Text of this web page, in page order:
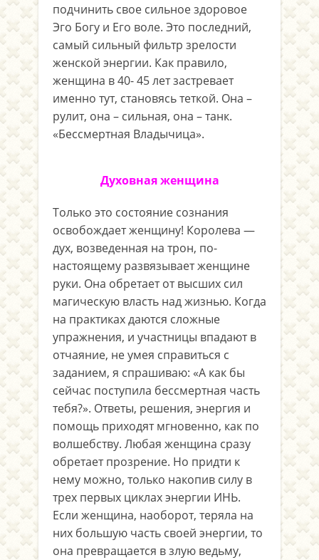
подчинить свое сильное здоровое
Эго Богу и Его воле. Это последний,
самый сильный фильтр зрелости
женской энергии. Как правило,
женщина в 40- 45 лет застревает
именно тут, становясь теткой. Она –
рулит, она – сильная, она – танк.
«Бессмертная Владычица».
Духовная женщина
Только это состояние сознания
освобождает женщину! Королева —
дух, возведенная на трон, по-
настоящему развязывает женщине
руки. Она обретает от высших сил
магическую власть над жизнью. Когда
на практиках даются сложные
упражнения, и участницы впадают в
отчаяние, не умея справиться с
заданием, я спрашиваю: «А как бы
сейчас поступила бессмертная часть
тебя?». Ответы, решения, энергия и
помощь приходят мгновенно, как по
волшебству. Любая женщина сразу
обретает прозрение. Но придти к
нему можно, только накопив силу в
трех первых циклах энергии ИНЬ.
Если женщина, наоборот, теряла на
них большую часть своей энергии, то
она превращается в злую ведьму,